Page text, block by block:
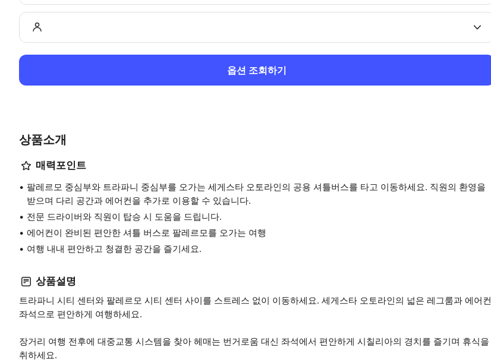
옵션 조회하기
상품소개
매력포인트
팔레르모 중심부와 트라파니 중심부를 오가는 세게스타 오토라인의 공용 셔틀버스를 타고 이동하세요. 직원의 환영을
받으며 다리 공간과 에어컨을 추가로 이용할 수 있습니다.
전문 드라이버와 직원이 탑승 시 도움을 드립니다.
에어컨이 완비된 편안한 셔틀 버스로 팔레르모를 오가는 여행
여행 내내 편안하고 청결한 공간을 즐기세요.
상품설명
트라파니 시티 센터와 팔레르모 시티 센터 사이를 스트레스 없이 이동하세요. 세게스타 오토라인의 넓은 레그룸과 에어컨
좌석으로 편안하게 여행하세요.
장거리 여행 전후에 대중교통 시스템을 찾아 헤매는 번거로움 대신 좌석에서 편안하게 시칠리아의 경치를 즐기며 휴식을
취하세요.